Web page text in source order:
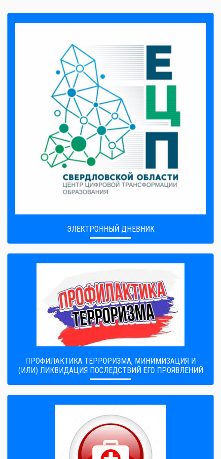
ЭЛЕКТРОННЫЙ ДНЕВНИК
ПРОФИЛАКТИКА ТЕРРОРИЗМА, МИНИМИЗАЦИЯ И
(ИЛИ) ЛИКВИДАЦИЯ ПОСЛЕДСТВИЙ ЕГО ПРОЯВЛЕНИЙ